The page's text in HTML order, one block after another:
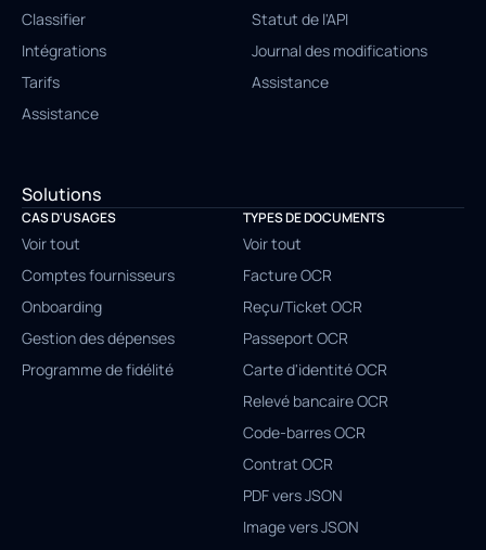
Classifier
Intégrations
Tarifs
Assistance
Solutions
CAS D'USAGES
Voir tout
Comptes fournisseurs
Onboarding
Gestion des dépenses
Programme de fidélité
TYPES DE DOCUMENTS
Voir tout
Facture OCR
Reçu/Ticket OCR
Passeport OCR
Carte d'identité OCR
Relevé bancaire OCR
Code-barres OCR
Contrat OCR
PDF vers JSON
Image vers JSON
Statut de l'API
Journal des modifications
Assistance